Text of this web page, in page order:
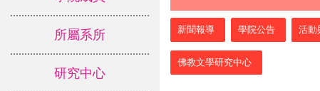
所屬系所
研究中心
新聞報導 學院公告 活動
佛教文學研究中心